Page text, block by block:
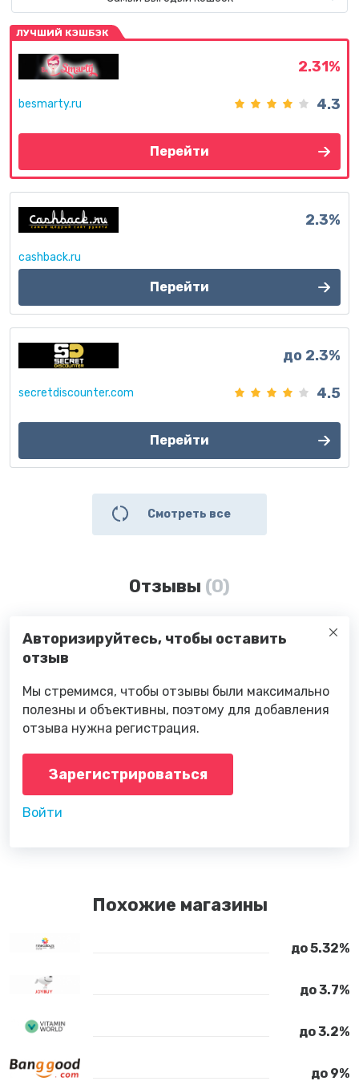
ЛУЧШИЙ КЭШБЭК
besmarty.ru
2.31%
4.3
Перейти
cashback.ru
2.3%
Перейти
secretdiscounter.com
до 2.3%
4.5
Перейти
Смотреть все
Отзывы (0)
Авторизируйтесь, чтобы оставить
отзыв
Мы стремимся, чтобы отзывы были максимально
полезны и объективны, поэтому для добавления
отзыва нужна регистрация.
Зарегистрироваться
Войти
Похожие магазины
до 5.32%
до 3.7%
до 3.2%
до 9%